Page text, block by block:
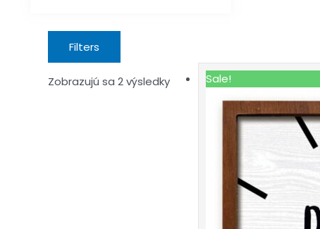
Filters
Zobrazujú sa 2 výsledky Sale!